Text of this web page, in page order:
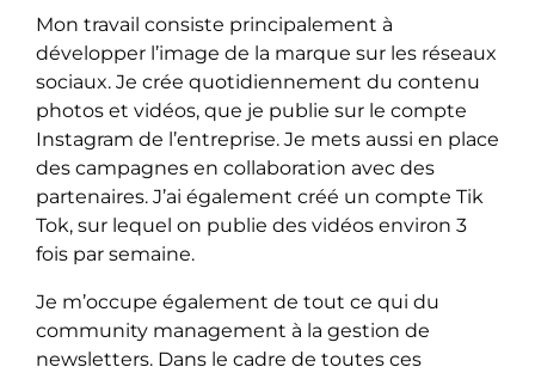
Mon travail consiste principalement à
développer l’image de la marque sur les réseaux
sociaux. Je crée quotidiennement du contenu
photos et vidéos, que je publie sur le compte
Instagram de l’entreprise. Je mets aussi en place
des campagnes en collaboration avec des
partenaires. J’ai également créé un compte Tik
Tok, sur lequel on publie des vidéos environ 3
fois par semaine.
Je m’occupe également de tout ce qui du
community management à la gestion de
newsletters. Dans le cadre de toutes ces